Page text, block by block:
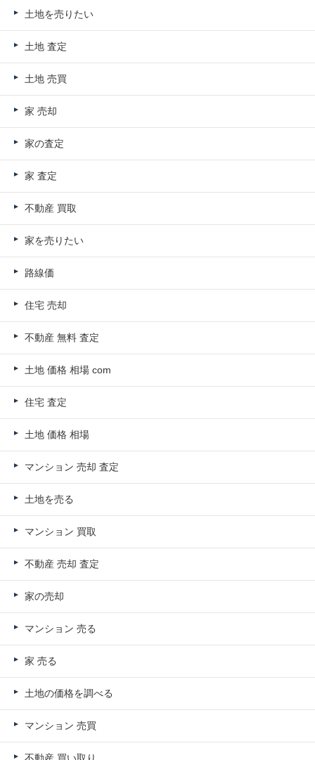
土地を売りたい
土地 査定
土地 売買
家 売却
家の査定
家 査定
不動産 買取
家を売りたい
路線価
住宅 売却
不動産 無料 査定
土地 価格 相場 com
住宅 査定
土地 価格 相場
マンション 売却 査定
土地を売る
マンション 買取
不動産 売却 査定
家の売却
マンション 売る
家 売る
土地の価格を調べる
マンション 売買